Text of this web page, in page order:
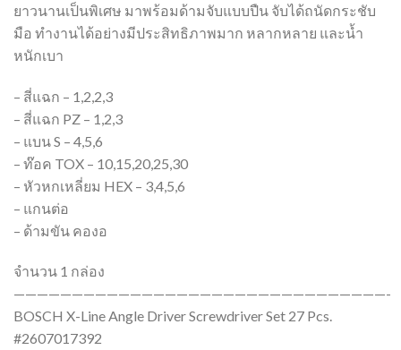
ยาวนานเป็นพิเศษ มาพร้อมด้ามจับแบบปืน จับได้ถนัดกระชับ
มือ ทำงานได้อย่างมีประสิทธิภาพมาก หลากหลาย และน้ำ
หนักเบา
– สี่แฉก – 1,2,2,3
– สี่แฉก PZ – 1,2,3
– แบน S – 4,5,6
– ท๊อค TOX – 10,15,20,25,30
– หัวหกเหลี่ยม HEX – 3,4,5,6
– แกนต่อ
– ด้ามขัน คองอ
จำนวน 1 กล่อง
————————————————————————————————-
BOSCH X-Line Angle Driver Screwdriver Set 27 Pcs.
#2607017392